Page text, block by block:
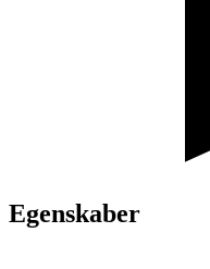
Egenskaber